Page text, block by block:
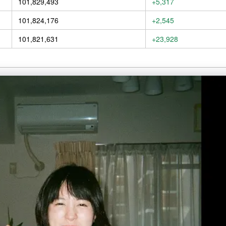
101,824,176
+2,545
101,821,631
+23,928